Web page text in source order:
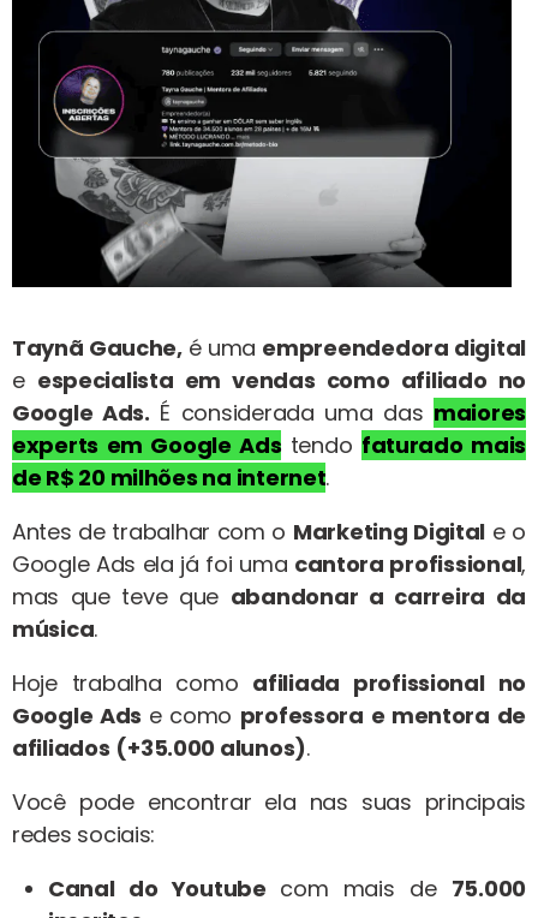
Taynã Gauche,é uma empreendedora digital
e especialista em vendas como afiliado no
Google Ads. É considerada uma das maiores
experts em Google Ads tendo faturado mais
de R$ 20 milhões na internet.
Antes de trabalhar com o Marketing Digital e o
Google Ads ela já foi uma cantora profissional,
mas que teve que abandonar a carreira da
música.
Hoje trabalha como afiliada profissional no
Google Ads e como professora e mentora de
afiliados (+35.000 alunos).
Você pode encontrar ela nas suas principais
redes sociais:
Canal do Youtube com mais de 75.000